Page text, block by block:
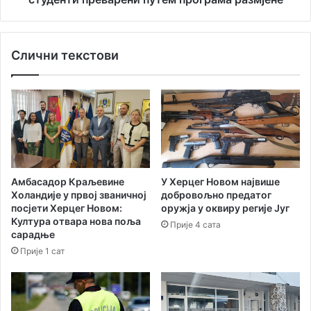
а
т
у
Х
е
р
ц
е
г
Н
о
о
и
ј
а
и
с
т
а
ж
у
ј
у
а
л
Слични текстови
Амбасадор Краљевине
Холандије у првој званичној
посјети Херцег Новом:
Култура отвара нова поља
сарадње
Прије 1 сат
У Херцег Новом највише
добровољно предатог
оружја у оквиру регије Југ
Прије 4 сата